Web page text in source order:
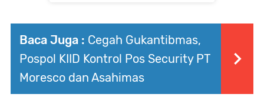
Baca Juga : Cegah Gukantibmas,
Pospol KIID Kontrol Pos Security PT
Moresco dan Asahimas